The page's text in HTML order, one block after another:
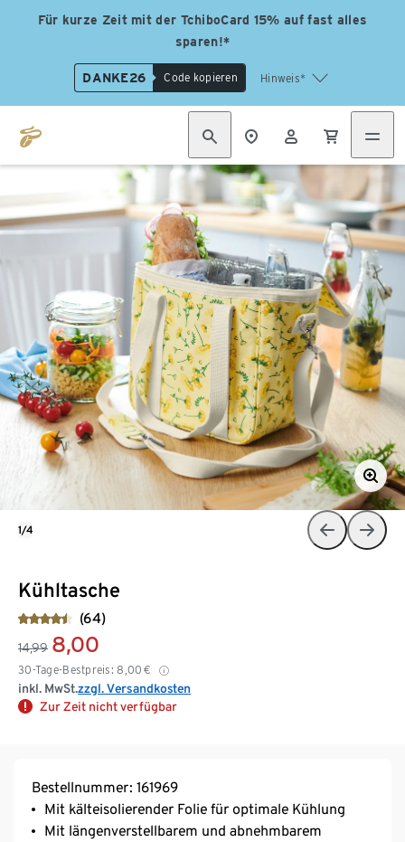
Für kurze Zeit mit der TchiboCard 15% auf fast alles
sparen!*
DANKE26 Code kopieren Hinweis*
Kühltasche
(64)
14,99 8,00
30-Tage-Bestpreis: 8,00 €
inkl. MwSt.zzgl. Versandkosten
Zur Zeit nicht verfügbar
1/4
Bestellnummer: 161969
Mit kälteisolierender Folie für optimale Kühlung
Mit längenverstellbarem und abnehmbarem